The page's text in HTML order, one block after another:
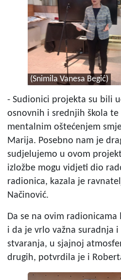
(Snimila Vanesa Begić)
- Sudionici projekta su bili
osnovnih i srednjih škola te
mentalnim oštećenjem
Marija. Posebno nam je
sudjelujemo u ovom
izložbe mogu vidjeti dio
radionica, kazala je
Načinović.
Da se na ovim
i da je vrlo važna suradnja
stvaranja, u sjajnoj
drugih, potvrdila je i